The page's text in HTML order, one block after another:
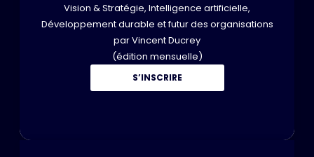
Vision & Stratégie, Intelligence artificielle,
Développement durable et futur des organisations
par Vincent Ducrey
(édition mensuelle)
S’INSCRIRE